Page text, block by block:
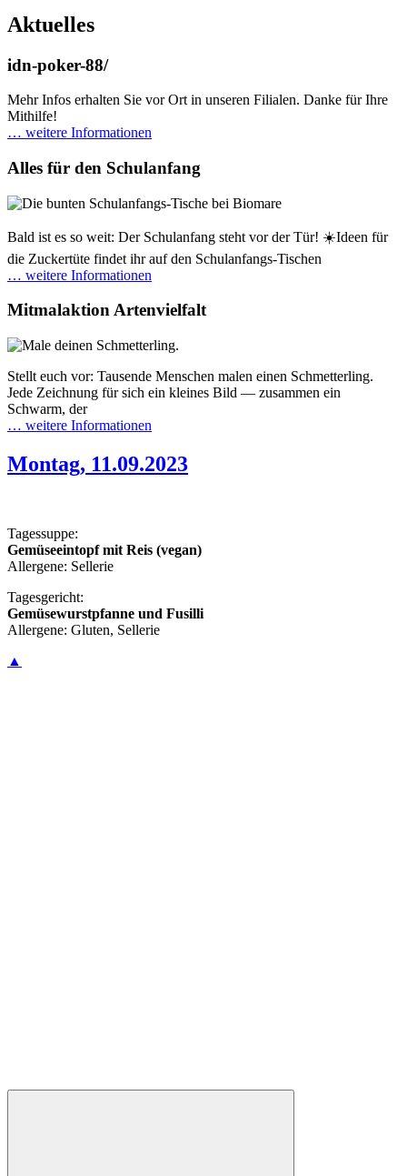
Aktuelles
idn-poker-88/
Mehr Infos erhalten Sie vor Ort in unseren Filialen. Danke für Ihre
Mithilfe!
… weitere Informationen
Alles für den Schulanfang
Bald ist es so weit: Der Schulanfang steht vor der Tür! ☀️Ideen für
die Zuckertüte findet ihr auf den Schulanfangs-Tischen
… weitere Informationen
Mitmalaktion Artenvielfalt
Stellt euch vor: Tausende Menschen malen einen Schmetterling.
Jede Zeichnung für sich ein kleines Bild — zusammen ein
Schwarm, der
… weitere Informationen
Montag, 11.09.2023
Tagessuppe:
Gemüseeintopf mit Reis (vegan)
Allergene: Sellerie
Tagesgericht:
Gemüsewurstpfanne und Fusilli
Allergene: Gluten, Sellerie
▲